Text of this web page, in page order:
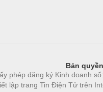
Bản
phép đăng ký Kinh doanh
lập trang Tin Điện Tử trên